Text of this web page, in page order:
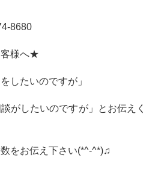
客様へ★
したいのですが」
がしたいのですが」とお伝えく
をお伝え下さい(*^-^*)♫